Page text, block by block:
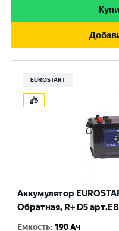
EUROSTART
Аккумулятор
Обратная, R+ D5
Емкость: 190 Ач